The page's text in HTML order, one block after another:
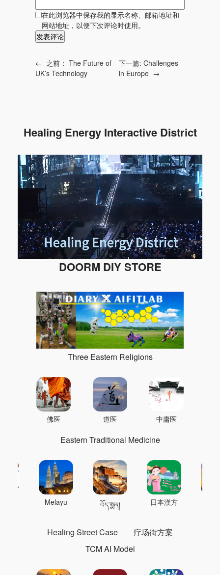
在此浏览器中保存我的显示名称、邮箱地址和
网站地址，以便下次评论时使用。
← 之前： The Future of
UK’s Technology
下一篇:Challenges
in Europe →
Healing Energy Interactive District
DOORM DIY STORE
Three Eastern Religions
佛医 道医 中庸医
Eastern Traditional Medicine
Melayu བོད་སྨན། 日本漢方
Healing Street Case
疗场街方案
TCM AI Model